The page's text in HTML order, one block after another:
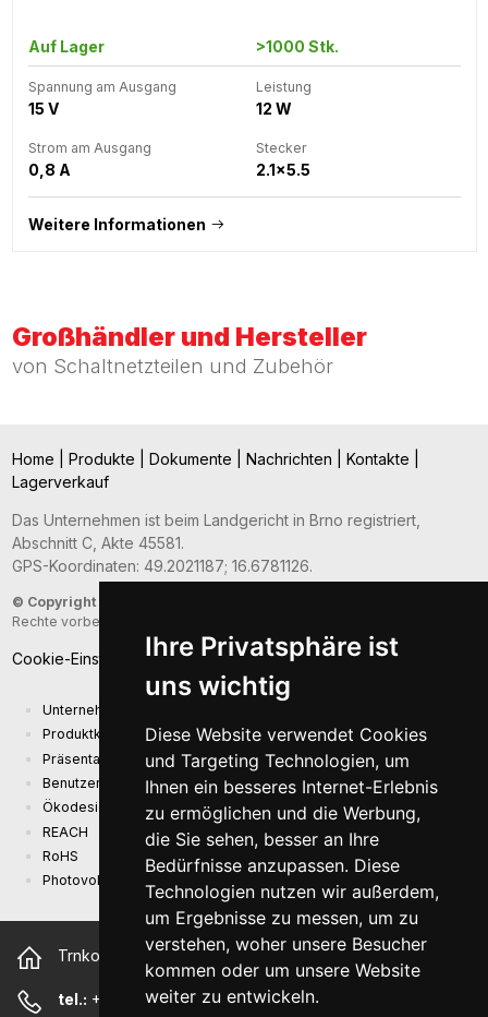
Ihre Privatsphäre ist
uns wichtig
Diese Website verwendet Cookies
und Targeting Technologien, um
Ihnen ein besseres Internet-Erlebnis
zu ermöglichen und die Werbung,
die Sie sehen, besser an Ihre
Bedürfnisse anzupassen. Diese
Technologien nutzen wir außerdem,
um Ergebnisse zu messen, um zu
verstehen, woher unsere Besucher
kommen oder um unsere Website
weiter zu entwickeln.
Auf Lager >1000 Stk.
Spannung am Ausgang
15 V
Leistung
12 W
Strom am Ausgang
0,8 A
Stecker
2.1x5.5
Weitere Informationen
Großhändler und Hersteller
von Schaltnetzteilen und Zubehör
Home Produkte Dokumente Nachrichten Kontakte
Lagerverkauf
Das Unternehmen ist beim Landgericht in Brno registriert,
Abschnitt C, Akte 45581.
GPS-Koordinaten: 49.2021187; 16.6781126.
© Copyright 2026
Rechte vorbehalten
Cookie-Einstellungen
Unternehmenspräsentation
Produktkatalog
Präsentationskatalog
Benutzerhandbuch und Sicherheitsinformationen
Ökodesign-Anforderungen (EU) 2019/1782
REACH
RoHS
Photovoltaikanlage
Trnkova 2881/156, 628 00 Brno Tschechische Republik
tel.: +420 544 500 327